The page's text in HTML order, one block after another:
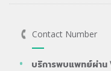
Contact Number
บริการพบแพทย์ผ่าน